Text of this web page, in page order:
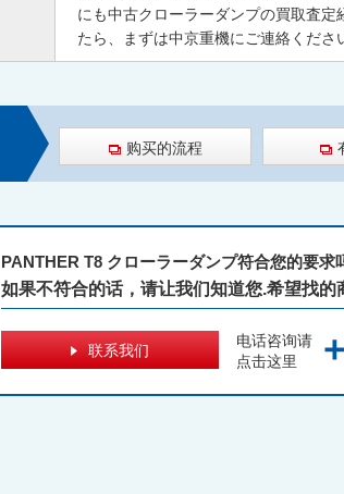
にも中古クローラーダンプの買取査
たら、まずは中京重機にご連絡くださ
购买的流程
PANTHER T8 クローラーダンプ符合您的要求
如果不符合的话，请让我们知道您.希望找的
联系我们
电话咨询请
点击这里